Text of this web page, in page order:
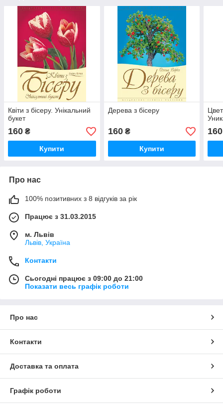
Квіти з бісеру. Унікальний
букет
160 ₴
Купити
Дерева з бісеру
160₴
Купити
160
Про нас
100% позитивних з 8 відгуків за рік
Працює з 31.03.2015
м. Львів
Львів, Україна
Контакти
Сьогодні працює з 09:00 до 21:00
Показати весь графік роботи
Про нас
Контакти
Доставка та оплата
Графік роботи